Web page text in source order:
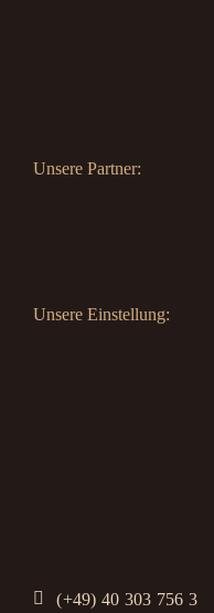
Unsere Partner:
Unsere Einstellung:
(+49) 40 303 756 3